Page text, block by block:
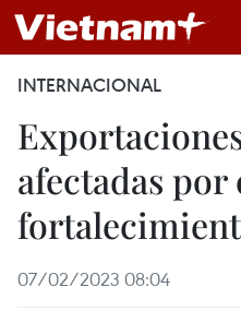
INTERNACIONAL
afectadas por
07/02/2023 08:04